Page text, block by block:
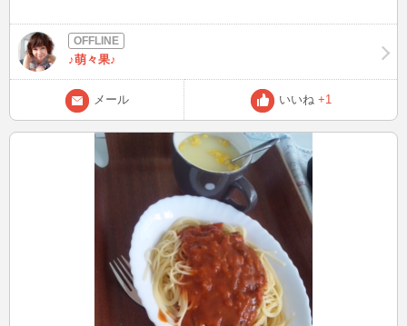
♪萌々果♪
メール いいね +1